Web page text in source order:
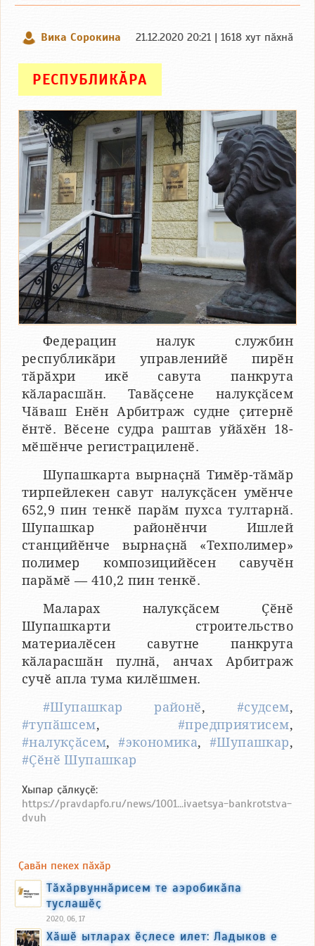
Вика Сорокина 21.12.2020 20:21 | 1618 хут пӑхнӑ
РЕСПУБЛИКӐРА
Федерацин налук службин
республикӑри управленийӗ пирӗн
тӑрӑхри икӗ савута панкрута
кӑларасшӑн. Тавӑҫсене налукҫӑсем
Чӑваш Енӗн Арбитраж судне ҫитернӗ
ӗнтӗ. Вӗсене судра раштав уйӑхӗн 18-
мӗшӗнче регистрациленӗ.
Шупашкарта вырнаҫнӑ Тимӗр-тӑмӑр
тирпейлекен савут налукҫӑсен умӗнче
652,9 пин тенкӗ парӑм пухса тултарнӑ.
Шупашкар районӗнчи Ишлей
станцийӗнче вырнаҫнӑ «Техполимер»
полимер композицийӗсен савучӗн
парӑмӗ — 410,2 пин тенкӗ.
Маларах налукҫӑсем Ҫӗнӗ
Шупашкарти строительство
материалӗсен савутне панкрута
кӑларасшӑн пулнӑ, анчах Арбитраж
сучӗ апла тума килӗшмен.
#Шупашкар районӗ, #судсем,
#тупӑшсем, #предприятисем,
#налукҫӑсем,#экономика, #Шупашкар,
#Ҫӗнӗ Шупашкар
Хыпар ҫӑлкуҫӗ:
https://pravdapfo.ru/news/1001...ivaetsya-bankrotstva-
dvuh
Ҫавӑн пекех пӑхӑр
Тӑхӑрвуннӑрисем те аэробикӑпа
туслашӗҫ
2020, 06, 17
Хӑшӗ ытларах ӗҫлесе илет: Ладыков е